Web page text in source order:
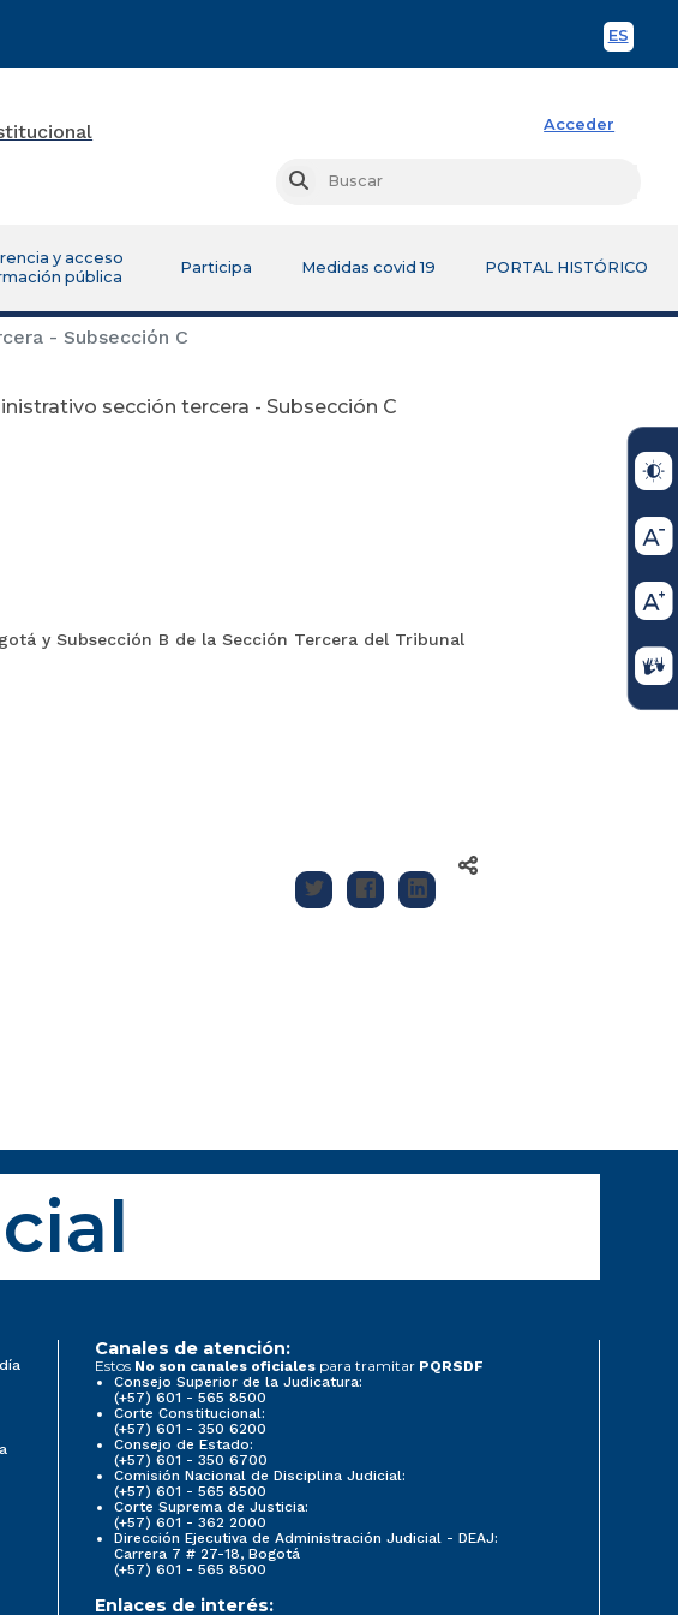
ES
Acceder
Buscar
y acceso
pública
Participa Medidas covid 19 PORTAL HISTÓRICO
- Subsección C
sección tercera - Subsección C
y Subsección B de la Sección Tercera del Tribunal
Canales de atención:
Estos No son canales oficiales para tramitar PQRSDF
Consejo Superior de la Judicatura:
(+57) 601 - 565 8500
Corte Constitucional:
(+57) 601 - 350 6200
Consejo de Estado:
(+57) 601 - 350 6700
Comisión Nacional de Disciplina Judicial:
(+57) 601 - 565 8500
Corte Suprema de Justicia:
(+57) 601 - 362 2000
Dirección Ejecutiva de Administración Judicial - DEAJ:
Carrera 7 # 27-18, Bogotá
(+57) 601 - 565 8500
Enlaces de interés: